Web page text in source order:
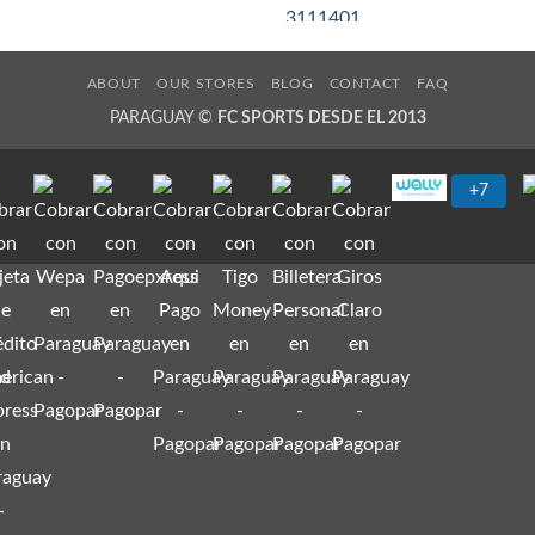
era:
₲ 695.000.
es:
₲ 300.000.
era:
ABOUT OUR STORES BLOG CONTACT FAQ
PARAGUAY © FC SPORTS DESDE EL 2013